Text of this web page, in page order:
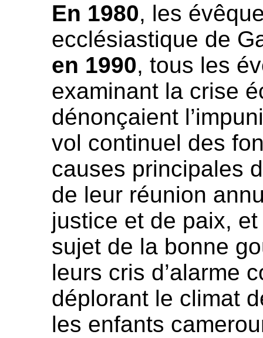
En 1980, les
ecclésiastique de
en 1990, tous les
examinant la crise
dénonçaient
vol continuel des
causes principales
de leur réunion
justice et de paix,
sujet de la bonne
leurs cris d’alarme
déplorant le climat
les enfants